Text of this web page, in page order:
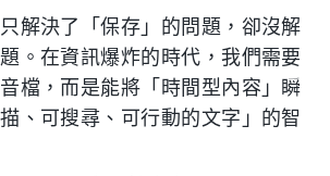
解決了「保存」的問題，卻沒解
。在資訊爆炸的時代，我們需要
檔，而是能將「時間型內容」瞬
、可搜尋、可行動的文字」的智